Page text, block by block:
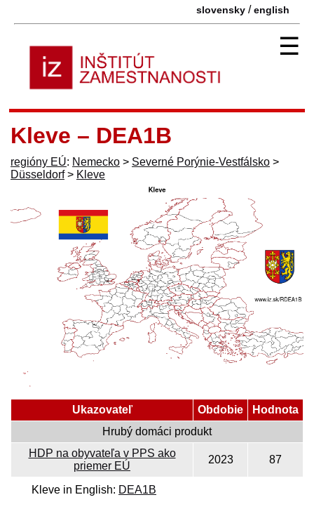
slovensky /english
☰
Kleve – DEA1B
regióny EÚ: Nemecko > Severné Porýnie-Vestfálsko >
Düsseldorf> Kleve
Ukazovateľ Obdobie
Hodnota
Hrubý domáci produkt
HDP na obyvateľa v PPS ako
priemer EÚ
2023 87
Kleve in English: DEA1B